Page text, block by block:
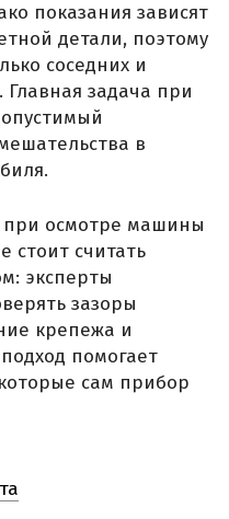
показания зависят
детали, поэтому
соседних и
задача при
в
при осмотре машины
стоит считать
эксперты
зазоры
крепежа и
помогает
сам прибор